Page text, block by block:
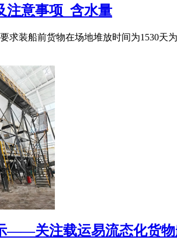
注意事项_含水量
求装船前货物在场地堆放时间为1530
——关注载运易流态化货